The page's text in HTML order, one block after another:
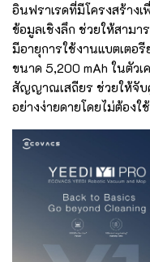
อินฟราเรดที่มีโครงสร้าง
ข้อมูลเชิงลึก ช่วยให้สามา
มีอายุการใช้งานแบตเตอ
ขนาด 5,200 mAh ในตัว
สัญญาณเสถียร ช่วยให้จับ
อย่างง่ายดายโดยไม่ต้องใ